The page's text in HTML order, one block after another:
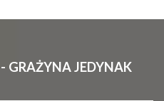
GRAŻYNA JEDYNAK